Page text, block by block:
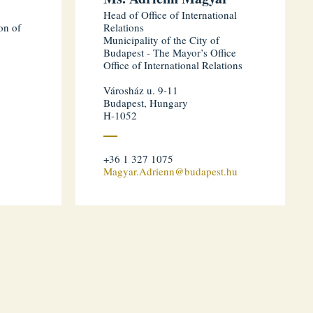
of
Head of Office of International
Relations
Municipality of the City of
Budapest - The Mayor’s Office
Office of International Relations
Városház u. 9-11
Budapest, Hungary
H-1052
+36 1 327 1075
Magyar.Adrienn@budapest.hu